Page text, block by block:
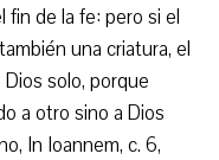
de la fe: pero si el
una criatura, el
solo, porque
a otro sino a Dios
In Ioannem, c. 6,